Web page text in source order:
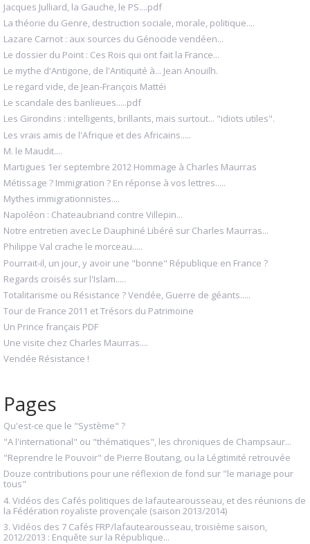
Jacques Julliard, la Gauche, le PS....pdf
La théorie du Genre, destruction sociale, morale, politique....
Lazare Carnot : aux sources du Génocide vendéen...
Le dossier du Point : Ces Rois qui ont fait la France...
Le mythe d'Antigone, de l'Antiquité à... Jean Anouilh.
Le regard vide, de Jean-François Mattéi
Le scandale des banlieues.....pdf
Les Girondins : intelligents, brillants, mais surtout... "idiots utiles".
Les vrais amis de l'Afrique et des Africains.....
M. le Maudit....
Martigues 1er septembre 2012 Hommage à Charles Maurras
Métissage ? Immigration ? En réponse à vos lettres.....
Mythes immigrationnistes....
Napoléon : Chateaubriand contre Villepin...
Notre entretien avec Le Dauphiné Libéré sur Charles Maurras...
Philippe Val crache le morceau.....
Pourrait-il, un jour, y avoir une "bonne" République en France ?
Regards croisés sur l'Islam.....
Totalitarisme ou Résistance ? Vendée, Guerre de géants.....
Tour de France 2011 et Trésors du Patrimoine
Un Prince français PDF
Une visite chez Charles Maurras....
Vendée Résistance !
Pages
Qu'est-ce que le "Système" ?
"A l'international" ou "thématiques", les chroniques de Champsaur...
"Reprendre le Pouvoir" de Pierre Boutang, ou la Légitimité retrouvée
Douze contributions pour une réflexion de fond sur "le mariage pour
tous"
4. Vidéos des Cafés politiques de lafautearousseau, et des réunions de
la Fédération royaliste provençale (saison 2013/2014)
3. Vidéos des 7 Cafés FRP/lafautearousseau, troisième saison,
2012/2013 : Enquête sur la République...